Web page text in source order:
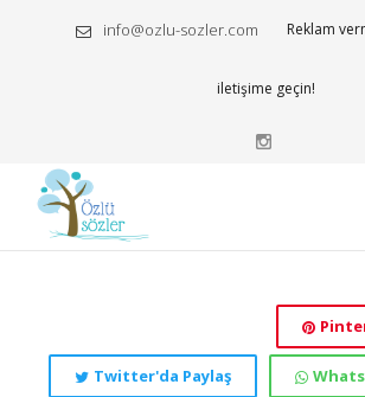
info@ozlu-sozler.com Reklam
iletişime geçin!
Twitter'da Paylaş